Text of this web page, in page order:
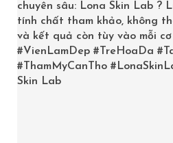
Nhung, Viện Thẩm Mỹ
Việt Hàn. Những phản hồi
thực tiễn giúp bạn đưa ra
• Đánh giá trực tiếp điều
chuyên sâu: Lona Skin Lab ?
tính chất tham khảo, không
và kết quả còn tùy vào mỗi
#VienLamDep #TreHoaDa
#ThamMyCanTho
Skin Lab